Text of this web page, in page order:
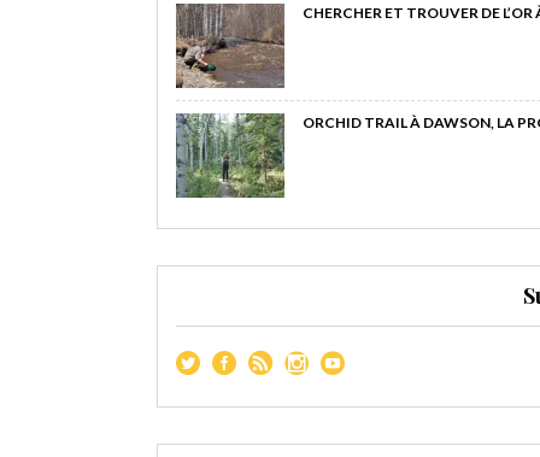
CHERCHER ET TROUVER DE
ORCHID TRAIL À DAWSON, LA